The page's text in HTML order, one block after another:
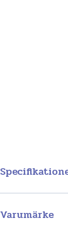
Varumärke